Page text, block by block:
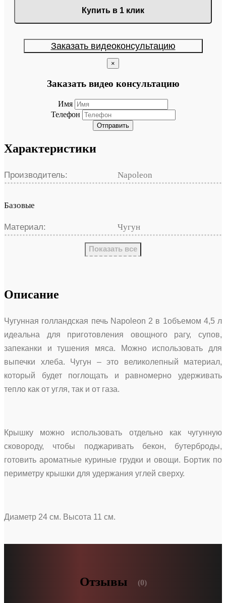
Купить в 1 клик
Заказать видеоконсультацию
×
Заказать видео консультацию
Имя
Телефон
Отправить
Характеристики
Производитель: Napoleon
Базовые
Материал: Чугун
Показать все
Описание
Чугунная голландская печь Napoleon 2 в 1объемом 4,5 л
идеальна для приготовления овощного рагу, супов,
запеканки и тушения мяса. Можно использовать для
выпечки хлеба. Чугун – это великолепный материал,
который будет поглощать и равномерно удерживать
тепло как от угля, так и от газа.
Крышку можно использовать отдельно как чугунную
сковороду, чтобы поджаривать бекон, бутерброды,
готовить ароматные куриные грудки и овощи. Бортик по
периметру крышки для удержания углей сверху.
Диаметр 24 см. Высота 11 см.
Отзывы (0)